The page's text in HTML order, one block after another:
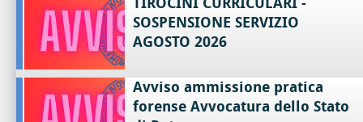
SOSPENSIONE SERVIZIO
AGOSTO 2026
Avviso ammissione pratica
forense Avvocatura dello Stato